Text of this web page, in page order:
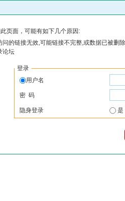
页面，可能有如下几个原因:
的链接无效,可能链接不完整,或数据已被删
论坛
登录
用户名
密 码
隐身登录